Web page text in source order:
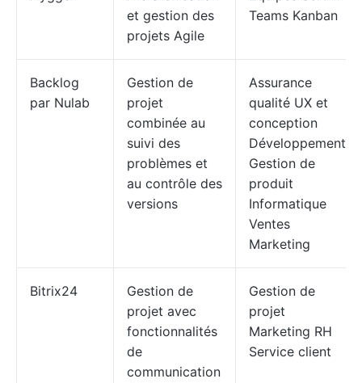
et gestion des
projets Agile
Teams Kanban
Backlog
par Nulab
Gestion de
projet
combinée au
suivi des
problèmes et
au contrôle des
versions
Assurance
qualité UX et
conception
Développement
Gestion de
produit
Informatique
Ventes
Marketing
Bitrix24
Gestion de
projet avec
fonctionnalités
de
communication
Gestion de
projet
Marketing RH
Service client